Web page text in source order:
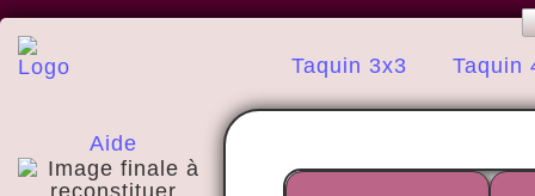
Taquin 3x3 Taquin
Aide